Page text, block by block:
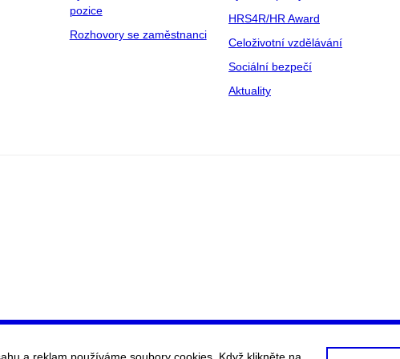
pozice
Rozhovory se zaměstnanci
HRS4R/HR Award
Celoživotní vzdělávání
Sociální bezpečí
Aktuality